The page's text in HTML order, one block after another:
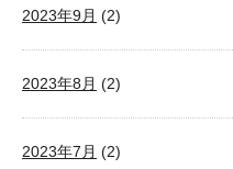
2023年9月 (2)
2023年8月 (2)
2023年7月 (2)